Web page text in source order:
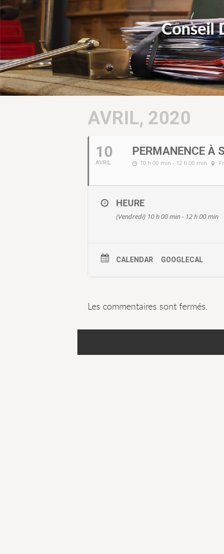
Conseil
AVRIL, 2020
10
AVRIL
PERMANENCE À
10 h 00 min - 12 h 00 min
HEURE
(Vendredi) 10 h 00 min - 12 h 00 min
CALENDAR GOOGLECAL
Les commentaires sont fermés.